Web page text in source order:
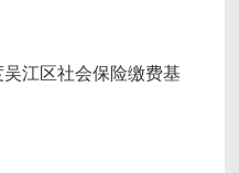
吴江区社会保险缴费基